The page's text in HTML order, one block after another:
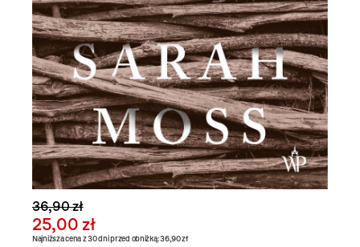
36,90 zł
25,00 zł
Najniższa cena z 30 dni przed obniżką: 36,90 zł